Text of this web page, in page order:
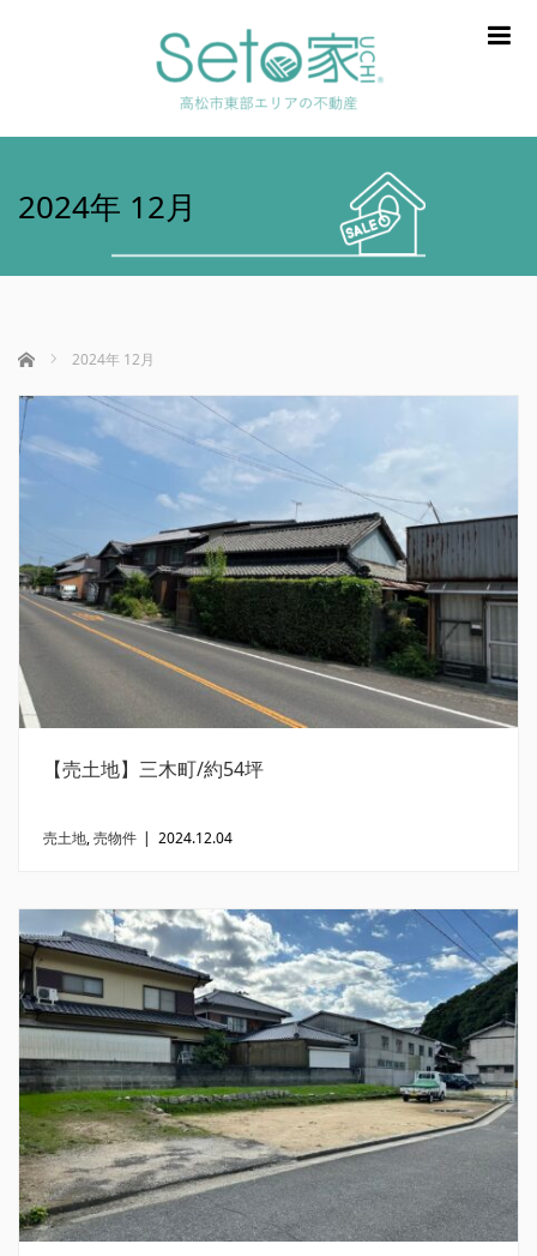
2024年 12月
ホーム 2024年 12月
【売土地】三木町/約54坪
売土地,売物件 | 2024.12.04